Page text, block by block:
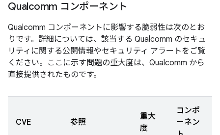
Qualcomm コンポーネント
Qualcomm コンポーネントに影響する脆弱性は次のとお
りです。詳細については、該当する Qualcomm のセキュ
リティに関する公開情報やセキュリティ アラートをご覧
ください。ここに示す問題の重大度は、Qualcomm から
直接提供されたものです。
CVE 参照
重大
度
コンポ
ーネン